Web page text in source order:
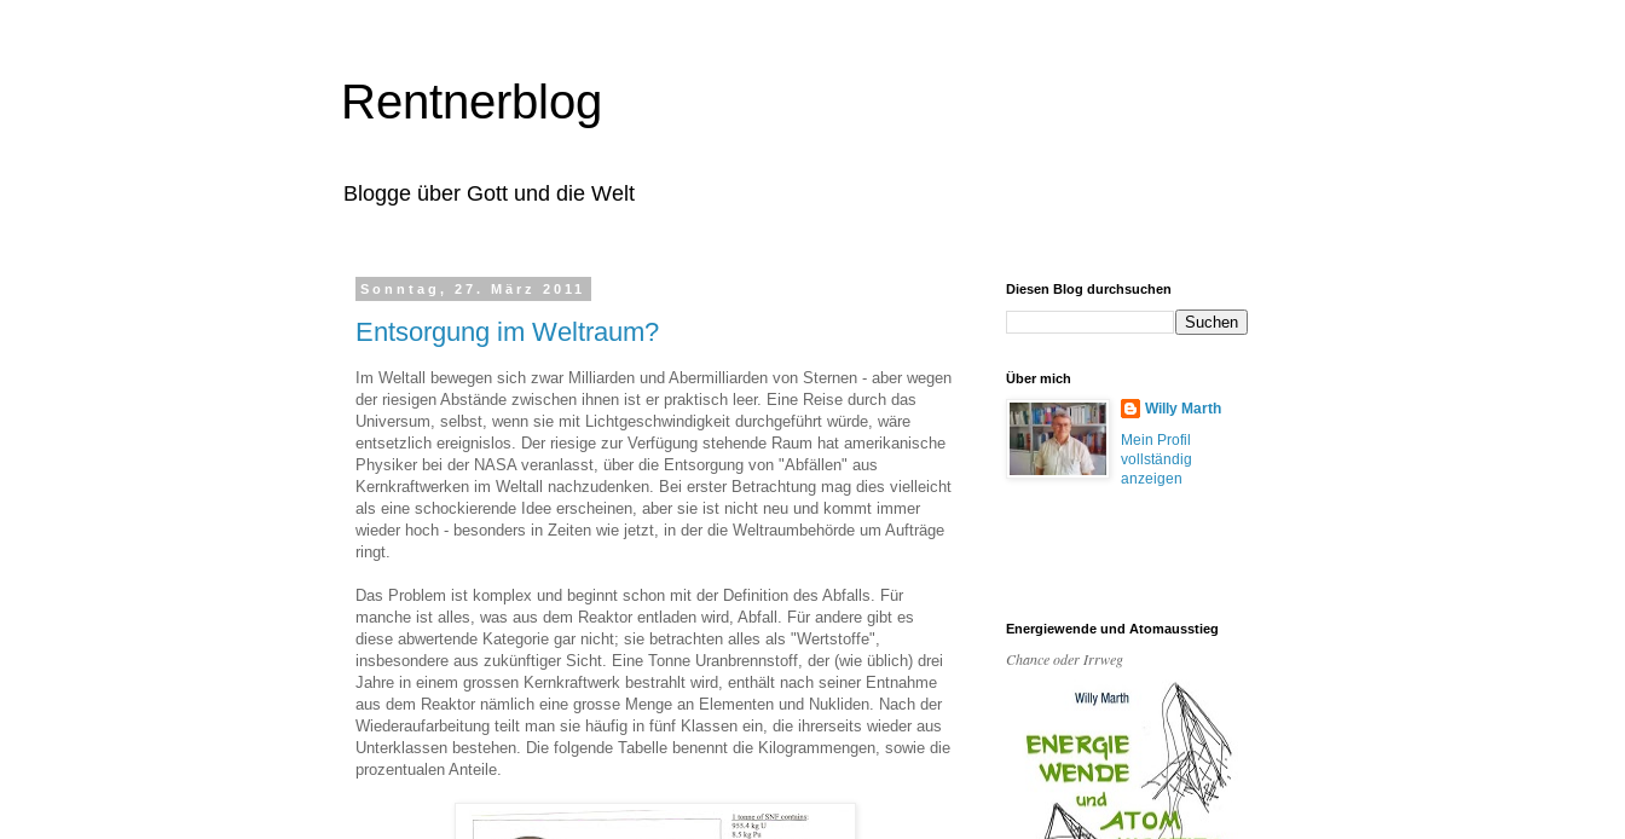
Rentnerblog
Blogge über Gott und die Welt
Sonntag, 27. März 2011
Entsorgung im Weltraum?
Im Weltall bewegen sich zwar Milliarden und Abermilliarden von Sternen - aber wegen
der riesigen Abstände zwischen ihnen ist er praktisch leer. Eine Reise durch das
Universum, selbst, wenn sie mit Lichtgeschwindigkeit durchgeführt würde, wäre
entsetzlich ereignislos. Der riesige zur Verfügung stehende Raum hat amerikanische
Physiker bei der NASA veranlasst, über die Entsorgung von "Abfällen" aus
Kernkraftwerken im Weltall nachzudenken. Bei erster Betrachtung mag dies vielleicht
als eine schockierende Idee erscheinen, aber sie ist nicht neu und kommt immer
wieder hoch - besonders in Zeiten wie jetzt, in der die Weltraumbehörde um Aufträge
ringt.
Das Problem ist komplex und beginnt schon mit der Definition des Abfalls. Für
manche ist alles, was aus dem Reaktor entladen wird, Abfall. Für andere gibt es
diese abwertende Kategorie gar nicht; sie betrachten alles als "Wertstoffe",
insbesondere aus zukünftiger Sicht. Eine Tonne Uranbrennstoff, der (wie üblich) drei
Jahre in einem grossen Kernkraftwerk bestrahlt wird, enthält nach seiner Entnahme
aus dem Reaktor nämlich eine grosse Menge an Elementen und Nukliden. Nach der
Wiederaufarbeitung teilt man sie häufig in fünf Klassen ein, die ihrerseits wieder aus
Unterklassen bestehen. Die folgende Tabelle benennt die Kilogrammengen, sowie die
prozentualen Anteile.
Diesen Blog durchsuchen
Über mich
Willy Marth
Mein Profil
vollständig
anzeigen
Energiewende und Atomausstieg
Chance oder Irrweg